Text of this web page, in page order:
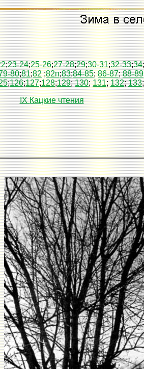
;23-24;25-26;27-28;29;30-31;32-33;34;
80;81;82 ;82п;83;84-85; 86-87; 88-89
;126;127;128;129;130;131;132;133
IXКацкие чтения